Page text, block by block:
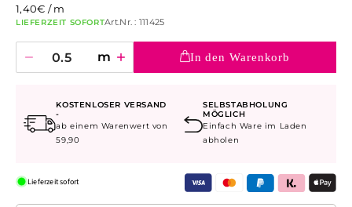
Preis
1,40€ / m
Art.Nr. : 111425
LIEFERZEIT SOFORT
Verringere
für
Default
Erhöhe
Default
In den Warenkorb
KOSTENLOSER VERSAND
-
ab einem Warenwert von
59,90
SELBSTABHOLUNG
MÖGLICH
Einfach Ware im Laden
abholen
Lieferzeit sofort